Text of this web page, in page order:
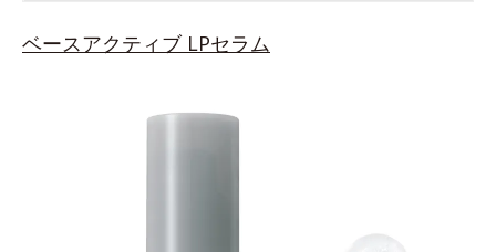
ベースアクティブ LPセラム